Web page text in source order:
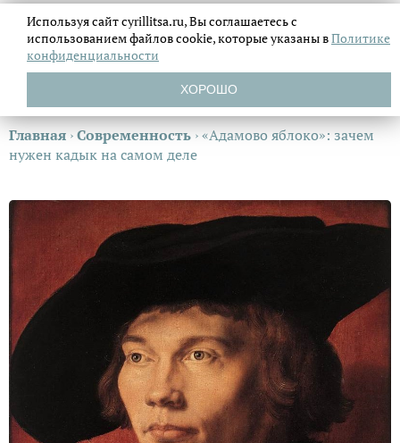
Главная ›Современность ›«Адамово яблоко»: зачем
нужен кадык на самом деле
Используя сайт cyrillitsa.ru, Вы соглашаетесь с
использованием файловcookie, которые указаны вПолитике
конфиденциальности
ХОРОШО